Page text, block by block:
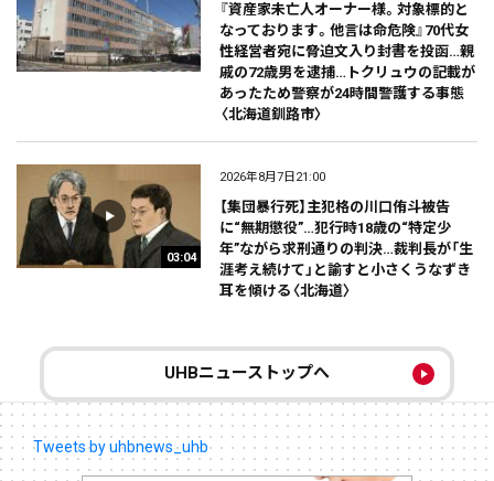
『資産家未亡人オーナー様。対象標的と
なっております。他言は命危険』70代女
性経営者宛に脅迫文入り封書を投函…親
戚の72歳男を逮捕…トクリュウの記載が
あったため警察が24時間警護する事態
〈北海道釧路市〉
03:04
2026年8月7日21:00
【集団暴行死】主犯格の川口侑斗被告
に“無期懲役”…犯行時18歳の“特定少
年”ながら求刑通りの判決…裁判長が「生
涯考え続けて」と諭すと小さくうなずき
耳を傾ける〈北海道〉
UHBニューストップへ
Tweets by uhbnews_uhb